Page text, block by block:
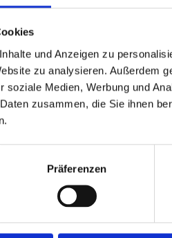
und Anzeigen zu
zu analysieren. Außerdem
soziale Medien, Werbung und
zusammen, die Sie ihnen
Präferenzen
mit ihrer prachtvollen
parkähnlichen Grundstück
ab Oktober bezogen werden.
in unserem ausführlichen